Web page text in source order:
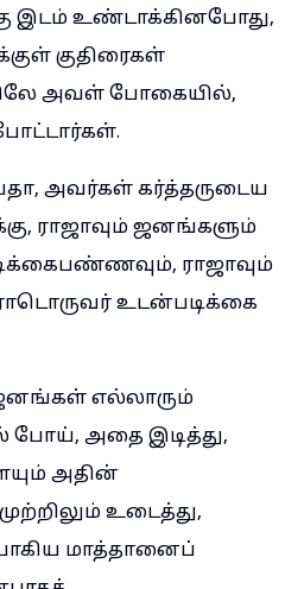
இடம் உண்டாக்கினபோது,
குதிரைகள்
அவள் போகையில்,
அவர்கள் கர்த்தருடைய
ராஜாவும் ஜனங்களும்
ராஜாவும்
உடன்படிக்கை
எல்லாரும்
போய், அதை இடித்து,
அதின்
உடைத்து,
மாத்தானைப்